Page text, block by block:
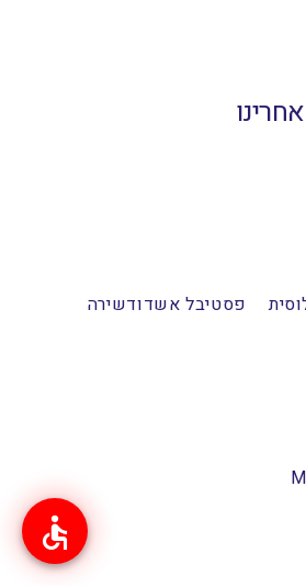
פסטיבל אשדודשירה
M
רוצה תוסף באתר שלך?